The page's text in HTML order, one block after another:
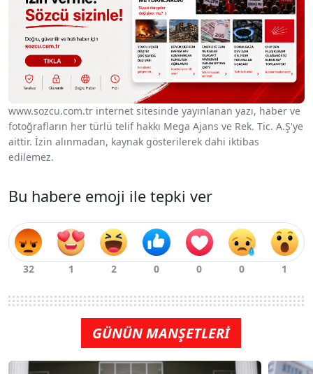
www.sozcu.com.tr internet sitesinde yayınlanan yazı, haber ve
fotoğrafların her türlü telif hakkı Mega Ajans ve Rek. Tic. A.Ş'ye
aittir. İzin alınmadan, kaynak gösterilerek dahi iktibas
edilemez.
Bu habere emoji ile tepki ver
GÜNÜN MANŞETLERİ